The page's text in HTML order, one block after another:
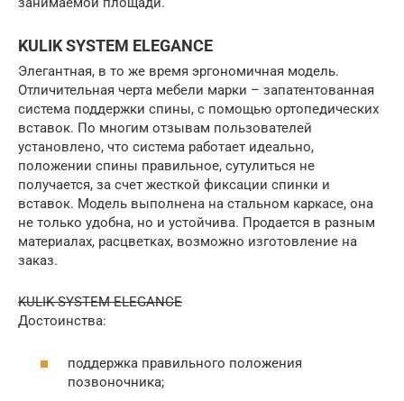
KULIK SYSTEM ELEGANCE
Элегантная, в то же время эргономичная модель.
Отличительная черта мебели марки – запатентованная
система поддержки спины, с помощью ортопедических
вставок. По многим отзывам пользователей
установлено, что система работает идеально,
положении спины правильное, сутулиться не
получается, за счет жесткой фиксации спинки и
вставок. Модель выполнена на стальном каркасе, она
не только удобна, но и устойчива. Продается в разным
материалах, расцветках, возможно изготовление на
заказ.
KULIK SYSTEM ELEGANCE
Достоинства:
поддержка правильного положения
позвоночника;